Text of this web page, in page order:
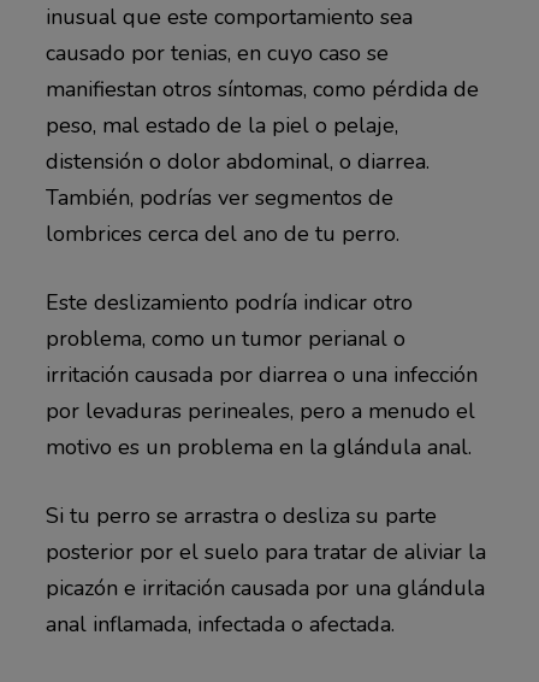
inusual que este comportamiento sea
causado por tenias, en cuyo caso se
manifiestan otros síntomas, como pérdida de
peso, mal estado de la piel o pelaje,
distensión o dolor abdominal, o diarrea.
También, podrías ver segmentos de
lombrices cerca del ano de tu perro.
Este deslizamiento podría indicar otro
problema, como un tumor perianal o
irritación causada por diarrea o una infección
por levaduras perineales, pero a menudo el
motivo es un problema en la glándula anal.
Si tu perro se arrastra o desliza su parte
posterior por el suelo para tratar de aliviar la
picazón e irritación causada por una glándula
anal inflamada, infectada o afectada.